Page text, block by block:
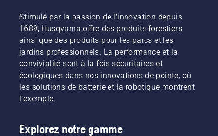
Suivez
les
instructions
de cette
vidéo
pour
apprendre
comment
système
Unis au
printemps
2023 et
sera
disponible
au
Canada
au
printemps
2024.
Stimulé par la passion de l’innovation depuis
1689, Husqvarna offre des produits forestiers
ainsi que des produits pour les parcs et les
jardins professionnels. La performance et la
convivialité sont à la fois sécuritaires et
écologiques dans nos innovations de pointe, où
les solutions de batterie et la robotique montrent
l’exemple.
Explorez notre gamme